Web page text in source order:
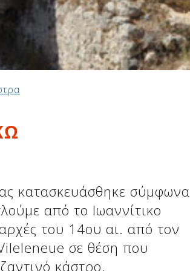
κατασκευάσθηκε σύμφωνα
από το Ιωαννίτικο
του 14ου αι. από τον
σε θέση που
κάστρο.